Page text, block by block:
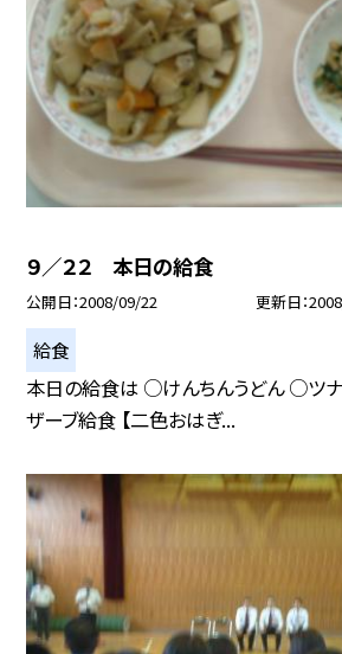
９／２２ 本日の給食
公開日 2008/09/22 更新日
給食
本日の給食は ○けんちんうどん ○ツ
ザーブ給食 【二色おはぎ...